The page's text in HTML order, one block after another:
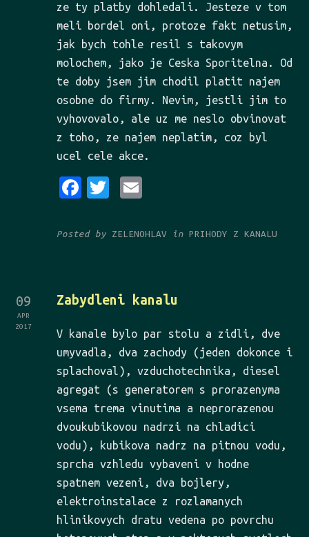
ze ty platby dohledali. Jesteze v tom
meli bordel oni, protoze fakt netusim,
jak bych tohle resil s takovym
molochem, jako je Ceska Sporitelna. Od
te doby jsem jim chodil platit najem
osobne do firmy. Nevim, jestli jim to
vyhovovalo, ale uz me neslo obvinovat
z toho, ze najem neplatim, coz byl
ucel cele akce.
Fa
bo
Tw
te l
Posted by ZELENOHLAV in PRIHODY Z KANALU
09
APR
2017
Zabydleni kanalu
V kanale bylo par stolu a zidli, dve
umyvadla, dva zachody (jeden dokonce i
splachoval), vzduchotechnika, diesel
agregat (s generatorem s prorazenyma
vsema trema vinutima a neprorazenou
dvoukubikovou nadrzi na chladici
vodu), kubikova nadrz na pitnou vodu,
sprcha vzhledu vybaveni v hodne
spatnem vezeni, dva bojlery,
elektroinstalace z rozlamanych
hlinikovych dratu vedena po povrchu